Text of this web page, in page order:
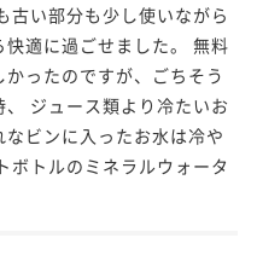
古い部分も少し使いながら
適に過ごせました。 無料
ったのですが、ごちそう
ジュース類より冷たいお
ビンに入ったお水は冷や
ボトルのミネラルウォータ